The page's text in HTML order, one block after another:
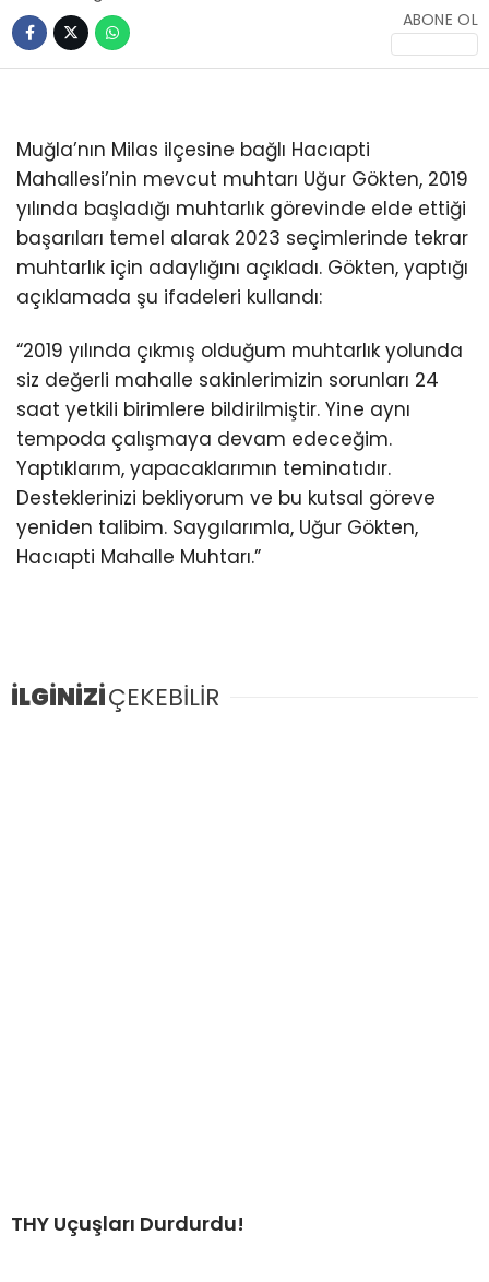
Instagram
ABONE OL
Muğla’nın Milas ilçesine bağlı Hacıapti
Mahallesi’nin mevcut muhtarı Uğur Gökten, 2019
yılında başladığı muhtarlık görevinde elde ettiği
başarıları temel alarak 2023 seçimlerinde tekrar
muhtarlık için adaylığını açıkladı. Gökten, yaptığı
açıklamada şu ifadeleri kullandı:
“2019 yılında çıkmış olduğum muhtarlık yolunda
siz değerli mahalle sakinlerimizin sorunları 24
saat yetkili birimlere bildirilmiştir. Yine aynı
tempoda çalışmaya devam edeceğim.
Yaptıklarım, yapacaklarımın teminatıdır.
Desteklerinizi bekliyorum ve bu kutsal göreve
yeniden talibim. Saygılarımla, Uğur Gökten,
Hacıapti Mahalle Muhtarı.”
İLGİNİZİÇEKEBİLİR
THY Uçuşları Durdurdu!